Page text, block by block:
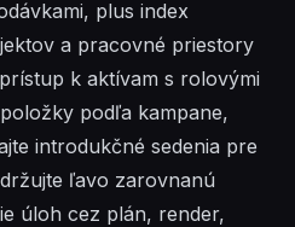
plus index
a pracovné priestory
k aktívam s rolovými
podľa kampane,
introdukčné sedenia pre
ľavo zarovnanú
úloh cez plán, render,